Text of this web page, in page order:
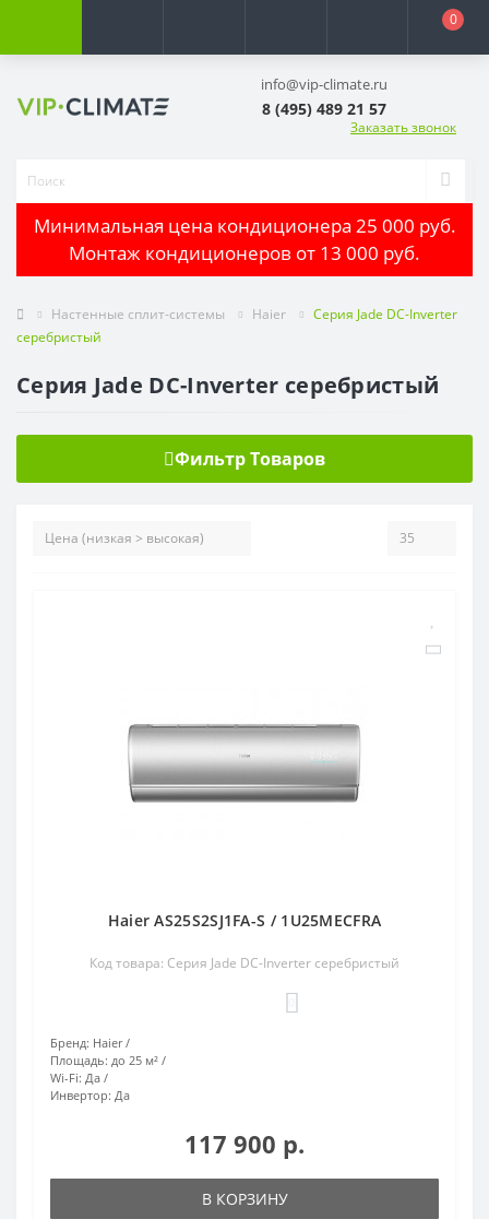
0
info@vip-climate.ru
8 (495) 489 21 57
Заказать звонок
Минимальная цена кондиционера 25 000 руб.
Монтаж кондиционеров от 13 000 руб.
Настенные сплит-системы Haier
Серия Jade DC-Inverter
серебристый
Серия Jade DC-Inverter серебристый
Фильтр Товаров
Haier AS25S2SJ1FA-S / 1U25MECFRA
Код товара: Серия Jade DC-Inverter серебристый
Бренд: Haier
Площадь: до 25 м²
Wi-Fi: Да
Инвертор: Да
117 900 р.
В КОРЗИНУ